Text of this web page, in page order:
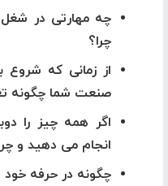
چه مهارتی در
چرا؟
از زمانی که شروع
صنعت شما چگونه
اگر همه چیز را
انجام می دهید و
چگونه در حرفه